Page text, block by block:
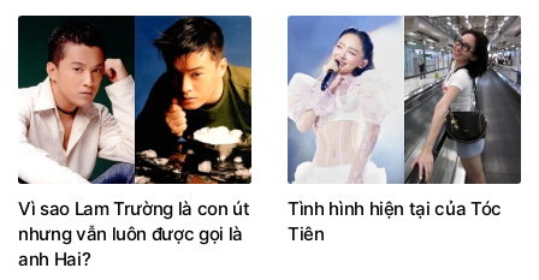
Vì sao Lam Trường là con út
nhưng vẫn luôn được gọi là
anh Hai?
Tình hình hiện tại của Tóc
Tiên